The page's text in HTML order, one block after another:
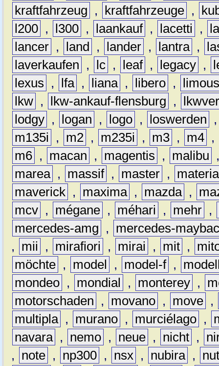
kraftfahrzeug
, kraftfahrzeuge ,
l200 , l300 , laankauf , lacetti ,
lancer , land , lander , lantra ,
laverkaufen
, lc , leaf , legacy ,
lexus
, lfa , liana , libero ,
lkw , lkw-ankauf-flensburg ,
lodgy , logan , logo , loswerden
m135i
, m2 , m235i , m3 , m4 ,
m6 , macan , magentis , malibu
marea , massif , master ,
materia
maverick , maxima , mazda ,
mcv , mégane , méhari , mehr ,
mercedes-amg
,
mercedes-
,
mii , mirafiori , mirai , mit ,
möchte , model , model-f ,
mondeo , mondial , monterey ,
motorschaden
, movano , move ,
multipla , murano , murciélago ,
navara , nemo , neue , nicht ,
,
note , np300 , nsx , nubira ,